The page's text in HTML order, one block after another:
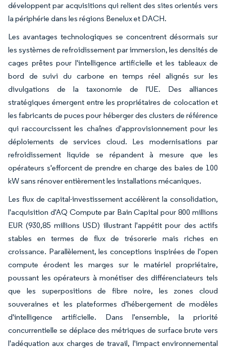
développent par acquisitions qui relient des sites orientés vers
la périphérie dans les régions Benelux et DACH.
Les avantages technologiques se concentrent désormais sur
les systèmes de refroidissement par immersion, les densités de
cages prêtes pour l'intelligence artificielle et les tableaux de
bord de suivi du carbone en temps réel alignés sur les
divulgations de la taxonomie de l'UE. Des alliances
stratégiques émergent entre les propriétaires de colocation et
les fabricants de puces pour héberger des clusters de référence
qui raccourcissent les chaînes d'approvisionnement pour les
déploiements de services cloud. Les modernisations par
refroidissement liquide se répandent à mesure que les
opérateurs s'efforcent de prendre en charge des baies de 100
kW sans rénover entièrement les installations mécaniques.
Les flux de capital-investissement accélèrent la consolidation,
l'acquisition d'AQ Compute par Bain Capital pour 800 millions
EUR (930,85 millions USD) illustrant l'appétit pour des actifs
stables en termes de flux de trésorerie mais riches en
croissance. Parallèlement, les conceptions inspirées de l'open
compute érodent les marges sur le matériel propriétaire,
poussant les opérateurs à monétiser des différenciateurs tels
que les superpositions de fibre noire, les zones cloud
souveraines et les plateformes d'hébergement de modèles
d'intelligence artificielle. Dans l'ensemble, la priorité
concurrentielle se déplace des métriques de surface brute vers
l'adéquation aux charges de travail, l'impact environnemental